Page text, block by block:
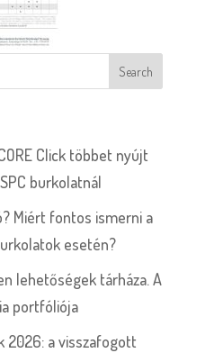
Click többet nyújt
burkolatnál
Miért fontos ismerni a
esetén?
lehetőségek tárháza. A
portfóliója
2026: a visszafogott